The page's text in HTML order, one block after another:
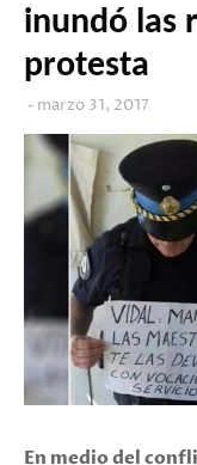
inundó las
protesta
marzo 31, 2017
En medio del